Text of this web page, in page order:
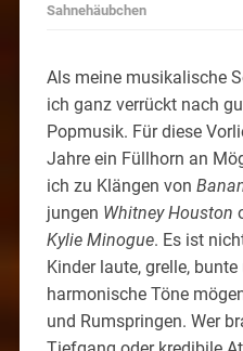
Sahnehäubchen
Als meine musikalische
ich ganz verrückt nach
Popmusik. Für diese
Jahre ein Füllhorn an
ich zu Klängen von
jungen Whitney Houston
Kylie Minogue. Es ist
Kinder laute, grelle,
harmonische Töne
und Rumspringen. Wer